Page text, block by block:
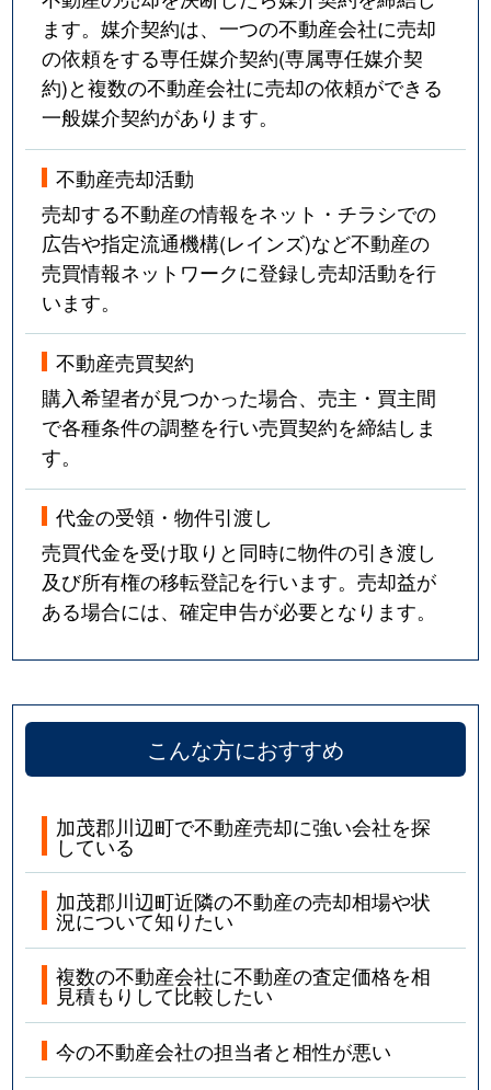
ます。媒介契約は、一つの不動産会社に売却
の依頼をする専任媒介契約(専属専任媒介契
約)と複数の不動産会社に売却の依頼ができる
一般媒介契約があります。
不動産売却活動
売却する不動産の情報をネット・チラシでの
広告や指定流通機構(レインズ)など不動産の
売買情報ネットワークに登録し売却活動を行
います。
不動産売買契約
購入希望者が見つかった場合、売主・買主間
で各種条件の調整を行い売買契約を締結しま
す。
代金の受領・物件引渡し
売買代金を受け取りと同時に物件の引き渡し
及び所有権の移転登記を行います。売却益が
ある場合には、確定申告が必要となります。
こんな方におすすめ
加茂郡川辺町で不動産売却に強い会社を探
している
加茂郡川辺町近隣の不動産の売却相場や状
況について知りたい
複数の不動産会社に不動産の査定価格を相
見積もりして比較したい
今の不動産会社の担当者と相性が悪い